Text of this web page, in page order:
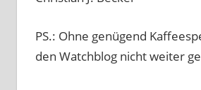
PS.: Ohne genügend
den Watchblog nicht weiter